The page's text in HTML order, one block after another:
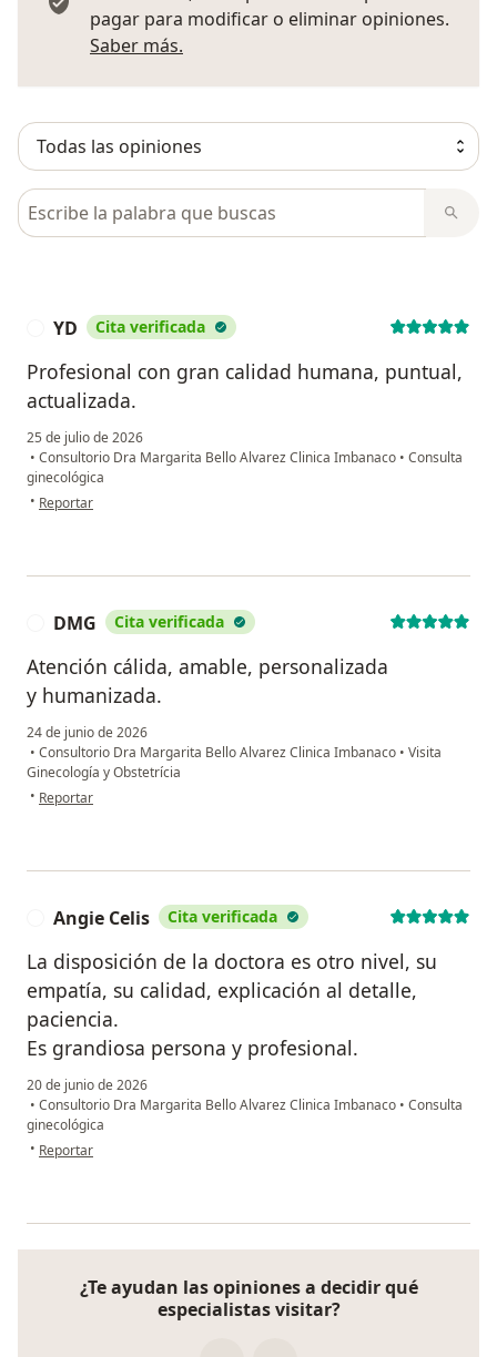
pagar para modificar o eliminar opiniones.
Saber más.
Busca en opiniones
YD Cita verificada
Profesional con gran calidad humana, puntual,
actualizada.
25 de julio de 2026
• Consultorio Dra Margarita Bello Alvarez Clinica Imbanaco • Consulta
ginecológica
• en opinión del usuario YD
Reportar
DMG Cita verificada
Atención cálida, amable, personalizada
y humanizada.
24 de junio de 2026
• Consultorio Dra Margarita Bello Alvarez Clinica Imbanaco • Visita
Ginecología y Obstetrícia
• en opinión del usuario DMG
Reportar
Angie Celis Cita verificada
La disposición de la doctora es otro nivel, su
empatía, su calidad, explicación al detalle,
paciencia.
Es grandiosa persona y profesional.
20 de junio de 2026
• Consultorio Dra Margarita Bello Alvarez Clinica Imbanaco • Consulta
ginecológica
• en opinión del usuario Angie Celis
Reportar
¿Te ayudan las opiniones a decidir qué
especialistas visitar?